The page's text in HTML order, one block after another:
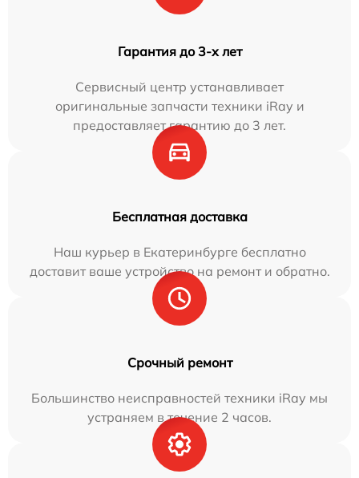
Гарантия до 3-х лет
Сервисный центр устанавливает
оригинальные запчасти техники iRay и
предоставляет гарантию до 3 лет.
Бесплатная доставка
Наш курьер в Екатеринбурге бесплатно
доставит ваше устройство на ремонт и обратно.
Срочный ремонт
Большинство неисправностей техники iRay мы
устраняем в течение 2 часов.